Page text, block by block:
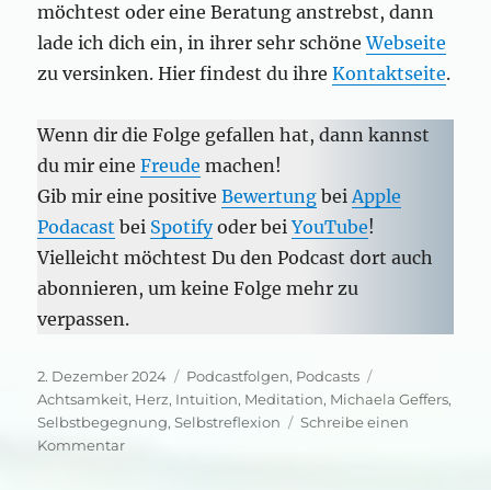
möchtest oder eine Beratung anstrebst, dann
lade ich dich ein, in ihrer sehr schöneWebseite
zu versinken. Hier findest du ihreKontaktseite.
Wenn dir die Folge gefallen hat, dann kannst
du mir eineFreude machen!
Gib mir eine positiveBewertung beiApple
Podacast bei Spotifyoder beiYouTube!
Vielleicht möchtest Du den Podcast dort auch
abonnieren, um keine Folge mehr zu
verpassen.
Veröffentlicht
am
2. Dezember 2024 Kategorien
Podcastfolgen, Podcasts
Achtsamkeit, Herz, Intuition, Meditation, Michaela Geffers,
Selbstbegegnung,Selbstreflexion
Schreibe einen
Kommentarzu